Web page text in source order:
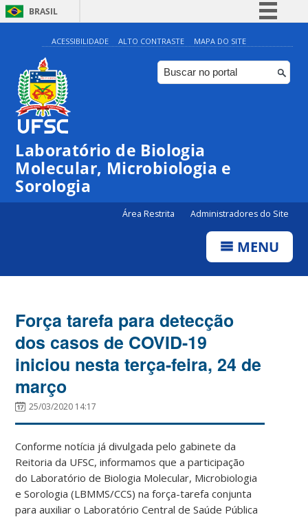
BRASIL
Simplifique!
Comunica BR
Participe
Canais
ACESSIBILIDADE ALTO CONTRASTE MAPA DO SITE
Laboratório de Biologia
Molecular, Microbiologia e
Sorologia
Área Restrita Administradores do Site
MENU
Força tarefa para detecção
dos casos de COVID-19
iniciou nesta terça-feira, 24 de
março
25/03/2020 14:17
Conforme notícia já divulgada pelo gabinete da
Reitoria da UFSC, informamos que a participação
do Laboratório de Biologia Molecular, Microbiologia
e Sorologia (LBMMS/CCS) na força-tarefa conjunta
para auxiliar o Laboratório Central de Saúde Pública